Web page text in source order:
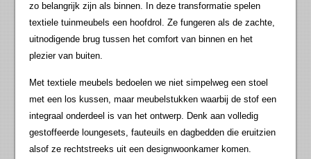
zo belangrijk zijn als binnen. In deze transformatie spelen
textiele tuinmeubels een hoofdrol. Ze fungeren als de zachte,
uitnodigende brug tussen het comfort van binnen en het
plezier van buiten.
Met textiele meubels bedoelen we niet simpelweg een stoel
met een los kussen, maar meubelstukken waarbij de stof een
integraal onderdeel is van het ontwerp. Denk aan volledig
gestoffeerde loungesets, fauteuils en dagbedden die eruitzien
alsof ze rechtstreeks uit een designwoonkamer komen.